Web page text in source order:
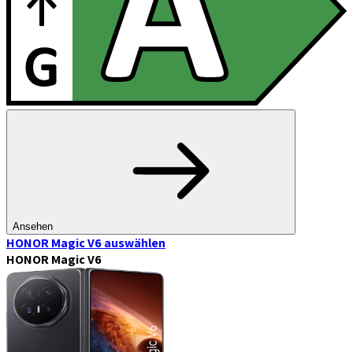
Ansehen
HONOR Magic V6auswählen
HONOR Magic V6